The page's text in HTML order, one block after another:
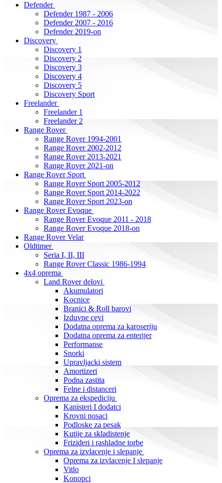
Defender
Defender 1987 - 2006
Defender 2007 - 2016
Defender 2019-on
Discovery
Discovery 1
Discovery 2
Discovery 3
Discovery 4
Discovery 5
Discovery Sport
Freelander
Freelander 1
Freelander 2
Range Rover
Range Rover 1994-2001
Range Rover 2002-2012
Range Rover 2013-2021
Range Rover 2021-on
Range Rover Sport
Range Rover Sport 2005-2012
Range Rover Sport 2014-2022
Range Rover Sport 2023-on
Range Rover Evoque
Range Rover Evoque 2011 - 2018
Range Rover Evoque 2018-on
Range Rover Velar
Oldtimer
Seria I, II, III
Range Rover Classic 1986-1994
4x4 oprema
Land Rover delovi
Akumulatori
Kocnice
Branici & Roll barovi
Izduvne cevi
Dodatna oprema za karoseriju
Dodatna oprema za enterijer
Performanse
Snorki
Upravljacki sistem
Amortizeri
Podna zastita
Felne i distanceri
Oprema za ekspediciju
Kanisteri I dodatci
Krovni nosaci
Podloske za pesak
Kutije za skladistenje
Frizideri i rashladne torbe
Oprema za izvlacenje i slepanje
Oprema za izvlacenje I slepanje
Vitlo
Konopci